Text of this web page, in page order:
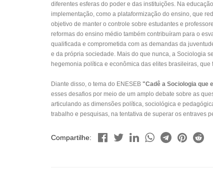
diferentes esferas do poder e das instituições. Na
implementação, como a plataformização do ensino, que
objetivo de manter o controle sobre estudantes e
reformas do ensino médio também contribuíram para o
qualificada e comprometida com as demandas da
e da própria sociedade. Mais do que nunca, a Sociologia
hegemonia política e econômica das elites brasileiras,
Diante disso, o tema do ENESEB "Cadê a Sociologia que
esses desafios por meio de um amplo debate sobre as
articulando as dimensões política, sociológica e
trabalho e pesquisas, na tentativa de superar os entraves
Compartilhe: